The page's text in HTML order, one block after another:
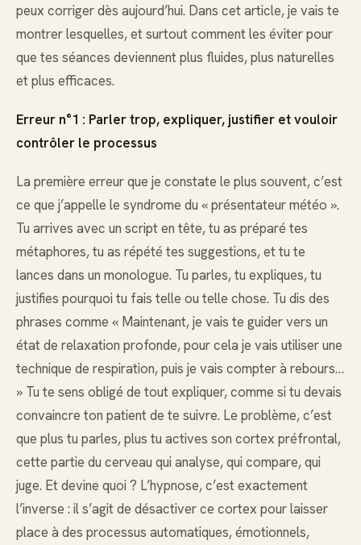
peux corriger dès aujourd’hui. Dans cet article, je vais te
montrer lesquelles, et surtout comment les éviter pour
que tes séances deviennent plus fluides, plus naturelles
et plus efficaces.
Erreur n°1 : Parler trop, expliquer, justifier et vouloir
contrôler le processus
La première erreur que je constate le plus souvent, c’est
ce que j’appelle le syndrome du « présentateur météo ».
Tu arrives avec un script en tête, tu as préparé tes
métaphores, tu as répété tes suggestions, et tu te
lances dans un monologue. Tu parles, tu expliques, tu
justifies pourquoi tu fais telle ou telle chose. Tu dis des
phrases comme « Maintenant, je vais te guider vers un
état de relaxation profonde, pour cela je vais utiliser une
technique de respiration, puis je vais compter à rebours…
» Tu te sens obligé de tout expliquer, comme si tu devais
convaincre ton patient de te suivre. Le problème, c’est
que plus tu parles, plus tu actives son cortex préfrontal,
cette partie du cerveau qui analyse, qui compare, qui
juge. Et devine quoi ? L’hypnose, c’est exactement
l’inverse : il s’agit de désactiver ce cortex pour laisser
place à des processus automatiques, émotionnels,